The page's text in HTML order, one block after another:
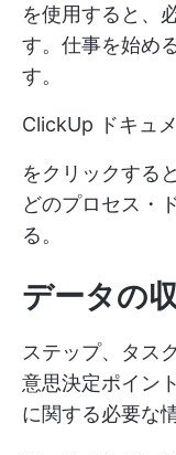
を使用すると、
す。仕事を始め
す。
ClickUp ドキュ
をクリックする
どのプロセス・
る。
データの
ステップ、タス
意思決定ポイン
に関する必要な